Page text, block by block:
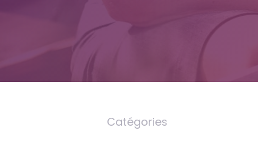
internet-
is
Catégories